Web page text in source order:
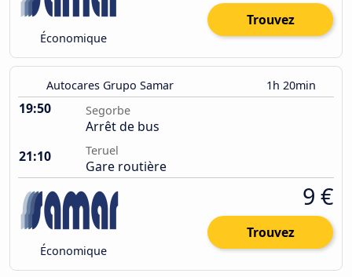
Économique
Trouvez
Autocares Grupo Samar 1h 20min
19:50 Segorbe
Arrêt de bus
21:10
Teruel
Gare routière
Économique
9 €
Trouvez